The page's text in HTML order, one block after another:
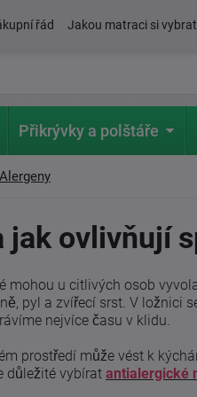
řád Jakou matraci si
Přikrývky a polštáře
Alergeny
jak ovlivňují
mohou u citlivých osob
pyl a zvířecí srst. V ložnici
nejvíce času v klidu.
prostředí může vést k
důležité vybírat antialergické